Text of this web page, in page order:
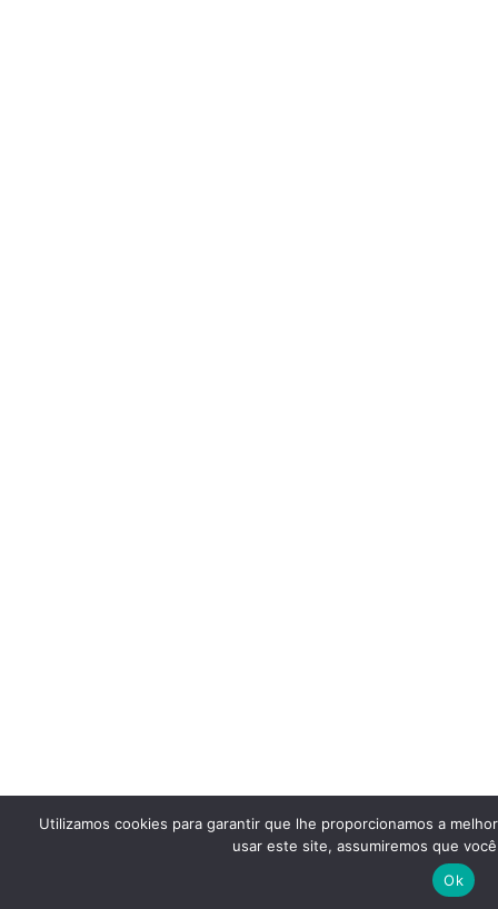
Utilizamos cookies para garantir que lhe proporcionamos a
usar este site, assumiremos que
Ok